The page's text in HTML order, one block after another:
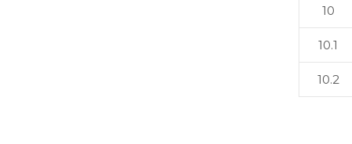
10
10.1
10.2